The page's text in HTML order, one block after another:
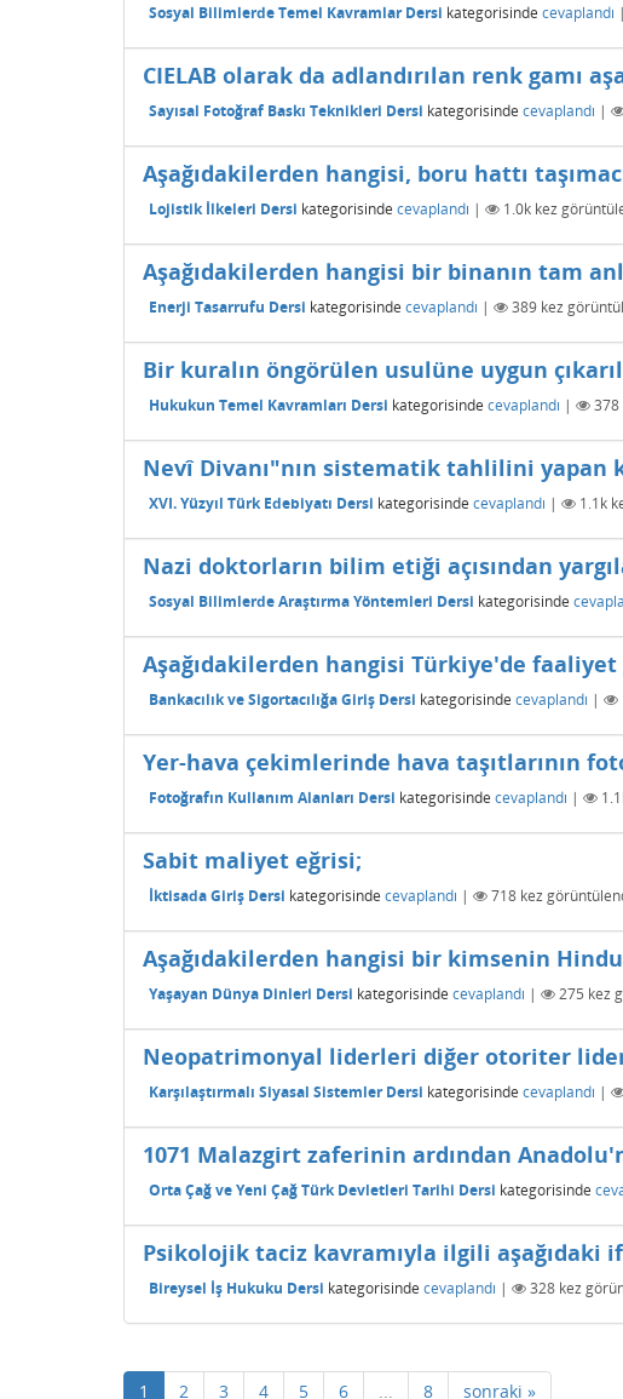
Sosyal Bilimlerde Temel Kavramlar Dersi kategorisinde cevaplandı |
CIELAB olarak da adlandırılan renk gamı
Sayısal Fotoğraf Baskı Teknikleri Dersi kategorisinde cevaplandı |
Aşağıdakilerden hangisi, boru hattı
Lojistik İlkeleri Dersi kategorisinde cevaplandı | 1.0k kez
Aşağıdakilerden hangisi bir binanın tam
Enerji Tasarrufu Dersi kategorisinde cevaplandı | 389 kez
Bir kuralın öngörülen usulüne uygun
Hukukun Temel Kavramları Dersi kategorisinde cevaplandı | 378
Nevî Divanı"nın sistematik tahlilini yapan
XVI. Yüzyıl Türk Edebiyatı Dersi kategorisinde cevaplandı | 1.1k
Nazi doktorların bilim etiği açısından
Sosyal Bilimlerde Araştırma Yöntemleri Dersi kategorisinde
Aşağıdakilerden hangisi Türkiye'de
Bankacılık ve Sigortacılığa Giriş Dersi kategorisinde cevaplandı |
Yer-hava çekimlerinde hava taşıtlarının
Fotoğrafın Kullanım Alanları Dersi kategorisinde cevaplandı |
Sabit maliyet eğrisi;
İktisada Giriş Dersi kategorisinde cevaplandı | 718 kez
Aşağıdakilerden hangisi bir kimsenin
Yaşayan Dünya Dinleri Dersi kategorisinde cevaplandı | 275 kez
Neopatrimonyal liderleri diğer otoriter
Karşılaştırmalı Siyasal Sistemler Dersi kategorisinde cevaplandı |
1071 Malazgirt zaferinin ardından
Orta Çağ ve Yeni Çağ Türk Devletleri Tarihi Dersi kategorisinde
Psikolojik taciz kavramıyla ilgili aşağıdaki
Bireysel İş Hukuku Dersi kategorisinde cevaplandı | 328 kez
1 2 3 4 5 6 ... 8 sonraki »